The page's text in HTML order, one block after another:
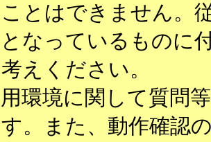
とはできません。
なっているものに
えください。
環境に関して質問
す。また、動作確認